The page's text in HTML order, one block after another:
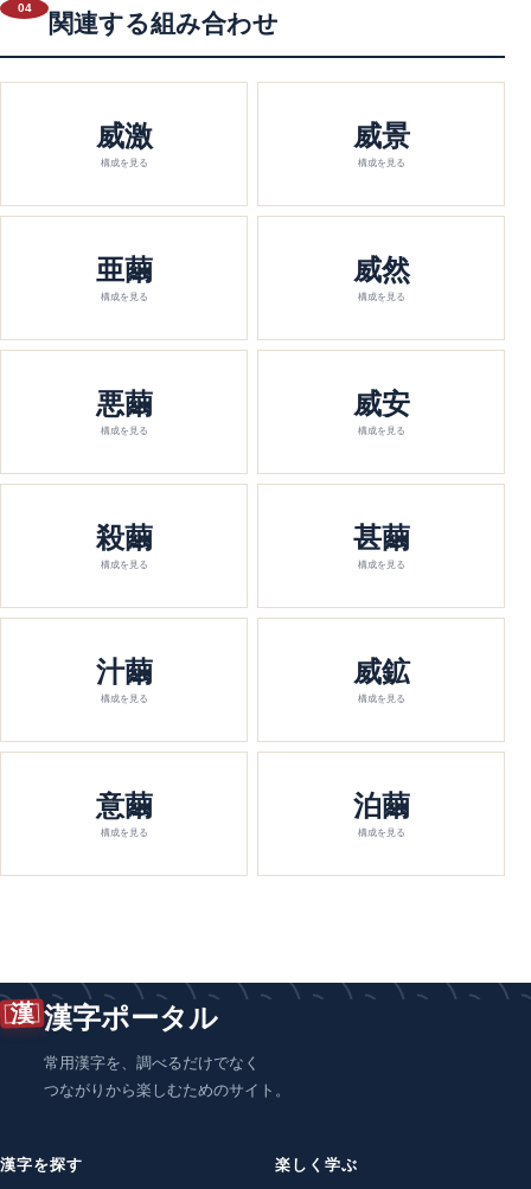
04
関連する組み合わせ
威激
構成を見る
威景
構成を見る
亜繭
構成を見る
威然
構成を見る
悪繭
構成を見る
威安
構成を見る
殺繭
構成を見る
甚繭
構成を見る
汁繭
構成を見る
威鉱
構成を見る
意繭
構成を見る
泊繭
構成を見る
漢 漢字ポータル
常用漢字を、調べるだけでなく
つながりから楽しむためのサイト。
漢字を探す 楽しく学ぶ